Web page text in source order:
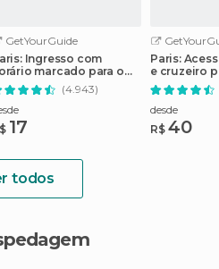
GetYourGuide
Ingresso com
marcado para o
do Louvre
(4.943)
17
Paris:
e cruzeiro
desde
R$ 40
todos